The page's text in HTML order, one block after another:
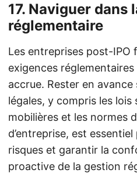
17. Naviguer dans
réglementaire
Les entreprises post-IPO
exigences
accrue. Rester en
légales, y compris les lois
mobilières et les normes
d’entreprise, est
risques et garantir la
proactive de la gestion